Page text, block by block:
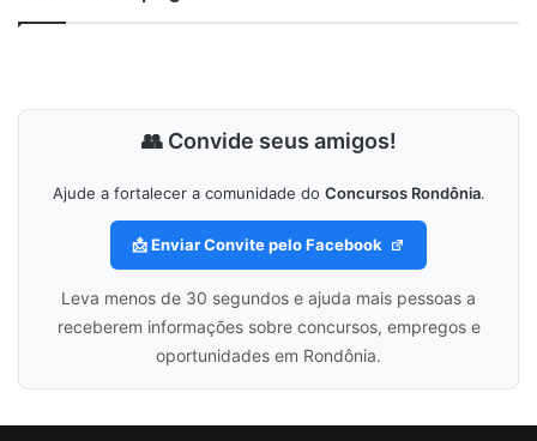
👥 Convide seus amigos!
Ajude a fortalecer a comunidade do Concursos Rondônia.
📩 Enviar Convite pelo Facebook
Leva menos de 30 segundos e ajuda mais pessoas a
receberem informações sobre concursos, empregos e
oportunidades em Rondônia.